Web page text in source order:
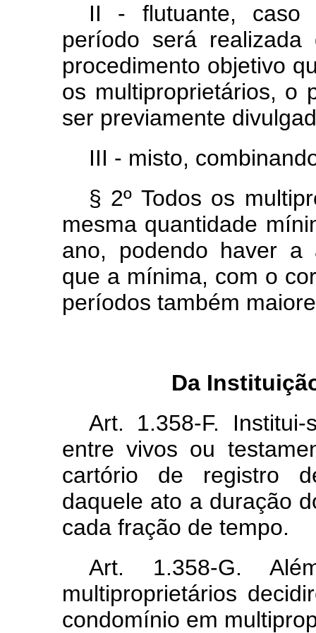
II - flutuante, caso
período será realizada
procedimento objetivo
os multiproprietários, o
ser previamente
III - misto,
§ 2º Todos os
mesma quantidade
ano, podendo haver a
que a mínima, com o
períodos também
Da
Art. 1.358-F.
entre vivos ou
cartório de registro
daquele ato a duração
cada fração de tempo.
Art. 1.358-G.
multiproprietários
condomínio em